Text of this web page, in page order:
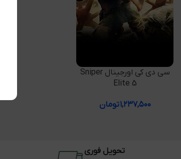
افزودن به سبد خرید
سی دی کی اورجینال Sniper
Elite 5
۱,۲۳۷,۵۰۰تومان
تحویل فوری